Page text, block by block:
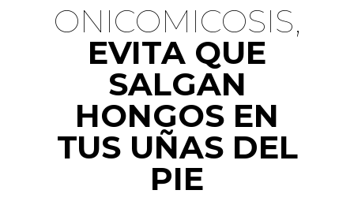
ONICOMICOSIS,​
EVITA QUE
SALGAN
HONGOS EN
TUS UÑAS DEL
PIE